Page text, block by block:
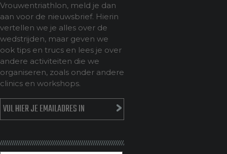
Vrouwentriathlon, meld je dan
aan voor de nieuwsbrief. Hierin
vertellen we je alles over de
wedstrijden, maar geven we
ook tips en trucs en lees je over
andere activiteiten die we
organiseren, zoals onder andere
clinics en workshops.